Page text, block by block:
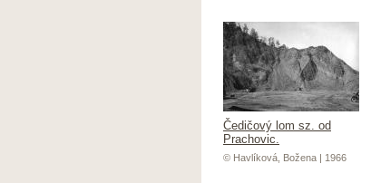
Čedičový lom sz. od
Prachovic.
© Havlíková, Božena | 1966